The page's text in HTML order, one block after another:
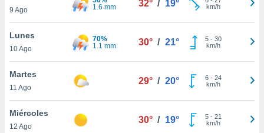
más
nuestra
y
de
9 Ago
1.6 mm
32° / 19°
km/h
Lunes
10 Ago
70%
1.1 mm
30° / 21° 5- 30
km/h
Martes
11 Ago
29° / 20° 6- 24
km/h
Miércoles
12 Ago
30° / 19° 5- 21
km/h